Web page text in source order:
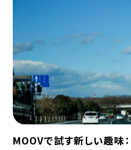
MOOVで試す新しい趣味